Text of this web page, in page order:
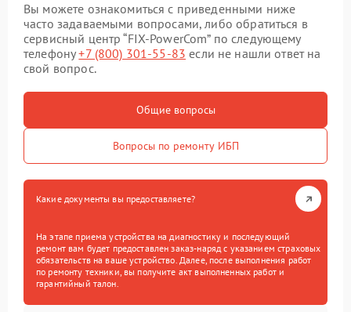
Вы можете ознакомиться с приведенными ниже
часто задаваемыми вопросами, либо обратиться в
сервисный центр “FIX-PowerCom” по следующему
телефону+7 (800) 301-55-83 если не нашли ответ на
свой вопрос.
Общие вопросы
Вопросы по ремонту ИБП
Какие документы вы предоставляете?
На этапе приема устройства на диагностику и последующий
ремонт вам будет предоставлен заказ-наряд с указанием страховых
обязательств на ваше устройство. Далее, после выполнения работ
по ремонту техники, вы получите акт выполненных работ и
гарантийный талон.